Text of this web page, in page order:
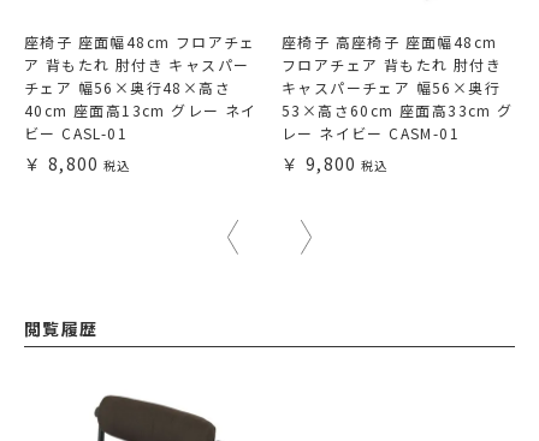
座椅子 座面幅48cm フロアチェ
ア 背もたれ 肘付き キャスパー
チェア 幅56×奥行48×高さ
40cm 座面高13cm グレー ネイ
ビー CASL-01
8,800
座椅子 高座椅子 座面幅48cm
フロアチェア 背もたれ 肘付き
キャスパーチェア 幅56×奥行
53×高さ60cm 座面高33cm グ
レー ネイビー CASM-01
9,800
閲覧履歴